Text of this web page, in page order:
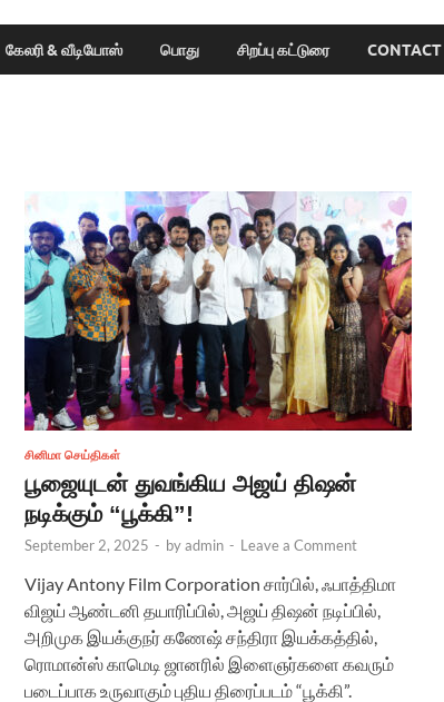
கேலரி & வீடியோஸ் பொது சிறப்பு கட்டுரை CONTACT
சினிமா செய்திகள்
பூஜையுடன் துவங்கிய அஜய் திஷன்
நடிக்கும் “பூக்கி”!
September 2, 2025 - byadmin - Leave a Comment
Vijay Antony Film Corporation சார்பில், ஃபாத்திமா
விஜய் ஆண்டனி தயாரிப்பில், அஜய் திஷன் நடிப்பில்,
அறிமுக இயக்குநர் கணேஷ் சந்திரா இயக்கத்தில்,
ரொமான்ஸ் காமெடி ஜானரில் இளைஞர்களை கவரும்
படைப்பாக உருவாகும் புதிய திரைப்படம் “பூக்கி”.